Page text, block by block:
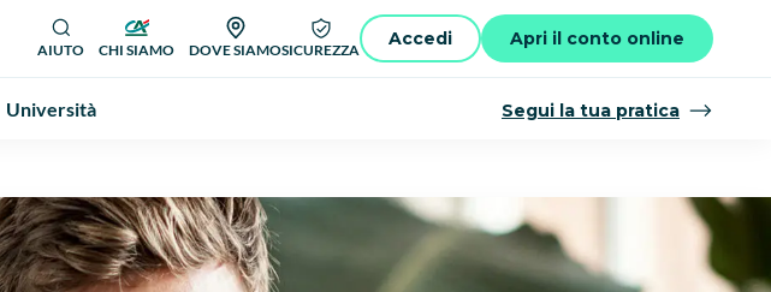
AIUTO CHI SIAMO DOVE SIAMOSICUREZZA
Accedi Apri il conto online
Università Segui la tua pratica